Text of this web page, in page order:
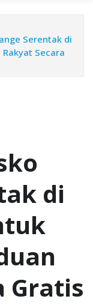
Serentak di
Secara
di
Gratis